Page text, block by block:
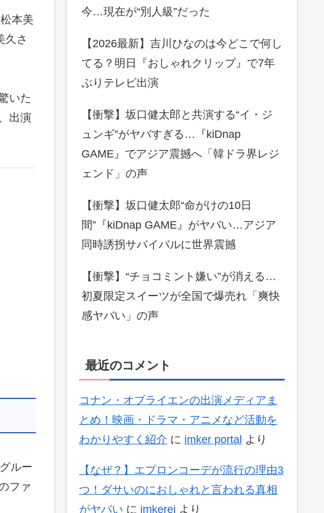
本美
久さ
いた
出演
ルー
ファ
今…現在が“別人級”だった
【2026最新】吉川ひなのは今どこで何し
てる？明日『おしゃれクリップ』で7年
ぶりテレビ出演
【衝撃】坂口健太郎と共演する“イ・ジ
ュンギ”がヤバすぎる…『kiDnap
GAME』でアジア震撼へ「韓ドラ界レジ
ェンド」の声
【衝撃】坂口健太郎“命がけの10日
間”『kiDnap GAME』がヤバい…アジア
同時誘拐サバイバルに世界震撼
【衝撃】“チョコミント嫌い”が消える…
初夏限定スイーツが全国で爆売れ「爽快
感ヤバい」の声
最近のコメント
コナン・オブライエンの出演メディアま
とめ！映画・ドラマ・アニメなど活動を
わかりやすく紹介 に imker portal より
【なぜ？】エプロンコーデが流行の理由3
つ！ダサいのにおしゃれと言われる真相
がヤバい に imkerei より